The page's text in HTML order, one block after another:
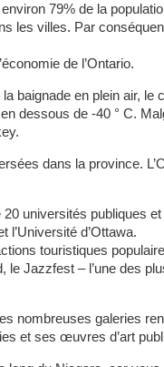
79% de la
les villes. Par
de l’Ontario.
baignade en plein air, le
dessous de -40 ° C.
dans la province.
universités publiques
d’Ottawa.
touristiques
Jazzfest – l’une des
nombreuses galeries
et ses œuvres d’art